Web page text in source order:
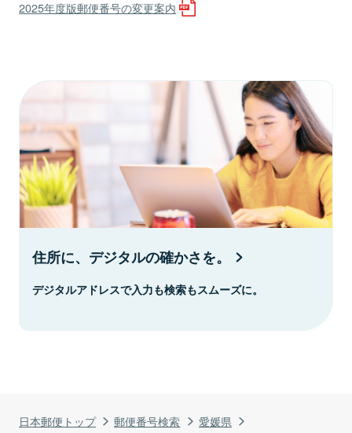
日本郵便トップ 郵便番号検索
愛媛県
2025年度版郵便番号の変更案内
住所に、デジタルの確かさを。
デジタルアドレスで入力も検索もスムーズに。